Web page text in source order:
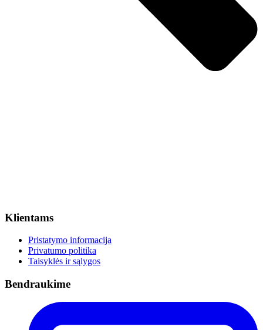
Klientams
Pristatymo informacija
Privatumo politika
Taisyklės ir sąlygos
Bendraukime